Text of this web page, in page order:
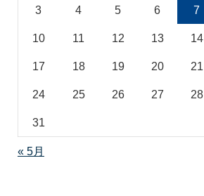
3 4 5 6 7
10 11 12 13 14
17 18 19 20 21
24 25 26 27 28
31
« 5月